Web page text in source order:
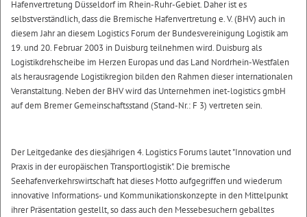
Hafenvertretung Düsseldorf im Rhein-Ruhr-Gebiet. Daher ist es
selbstverständlich, dass die Bremische Hafenvertretung e. V. (BHV) auch in
diesem Jahr an diesem Logistics Forum der Bundesvereinigung Logistik am
19. und 20. Februar 2003 in Duisburg teilnehmen wird. Duisburg als
Logistikdrehscheibe im Herzen Europas und das Land Nordrhein-Westfalen
als herausragende Logistikregion bilden den Rahmen dieser internationalen
Veranstaltung. Neben der BHV wird das Unternehmen inet-logistics gmbH
auf dem Bremer Gemeinschaftsstand (Stand-Nr.: F 3) vertreten sein.
Der Leitgedanke des diesjährigen 4. Logistics Forums lautet "Innovation und
Praxis in der europäischen Transportlogistik". Die bremische
Seehafenverkehrswirtschaft hat dieses Motto aufgegriffen und wiederum
innovative Informations- und Kommunikationskonzepte in den Mittelpunkt
ihrer Präsentation gestellt, so dass auch den Messebesuchern geballtes